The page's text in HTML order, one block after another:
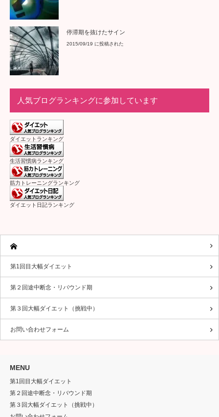
停滞期を抜けたサイン
2015/09/19 に投稿された
人気ブログランキングに参加しています
ダイエットランキング
生活習慣病ランキング
筋力トレーニングランキング
ダイエット日記ランキング
第1回目大幅ダイエット
第２回途中断念・リバウンド期
第３回大幅ダイエット（挑戦中）
お問い合わせフォーム
MENU
第1回目大幅ダイエット
第２回途中断念・リバウンド期
第３回大幅ダイエット（挑戦中）